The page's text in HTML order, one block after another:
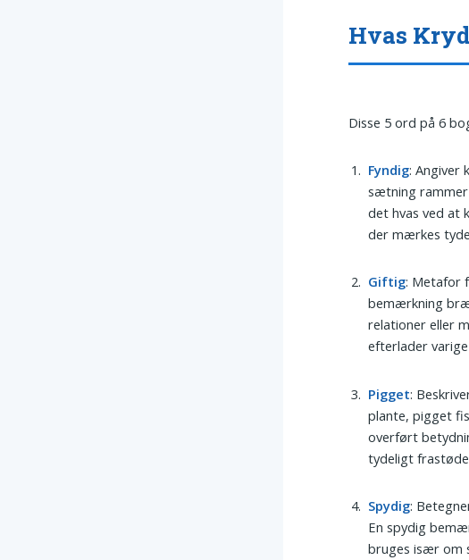
Hvas
Disse 5 ord på 6
Fyndig: Angiver
sætning
det hvas ved at
der mærkes
Giftig: Metafor
bemærkning
relationer eller
efterlader
Pigget:
plante, pigget
overført
tydeligt
Spydig:
En spydig
bruges især om